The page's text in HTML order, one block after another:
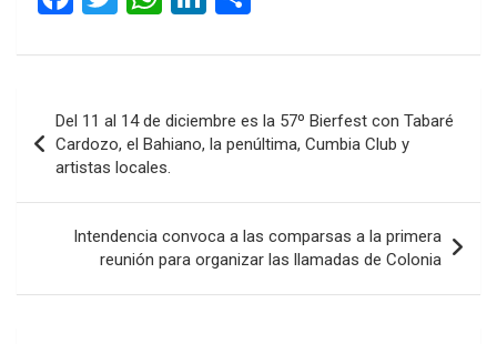
ce
b
o
o
k
tt
er
at
s
A
p
p
ke
dI
n
m
p
ar
de
entradas
Del 11 al 14 de diciembre es la 57º Bierfest con Tabaré
Cardozo, el Bahiano, la penúltima, Cumbia Club y
artistas locales.
Intendencia convoca a las comparsas a la primera
reunión para organizar las llamadas de Colonia